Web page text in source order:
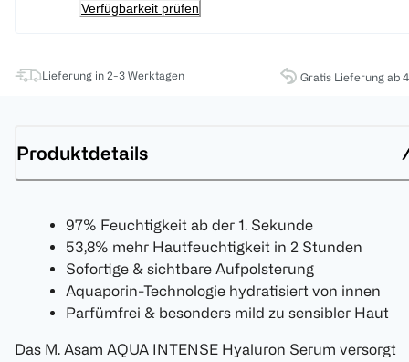
Verfügbarkeit prüfen
Lieferung in 2-3 Werktagen Gratis Lieferung ab
Produktdetails
97% Feuchtigkeit ab der 1. Sekunde
53,8% mehr Hautfeuchtigkeit in 2 Stunden
Sofortige & sichtbare Aufpolsterung
Aquaporin-Technologie hydratisiert von innen
Parfümfrei & besonders mild zu sensibler Haut
Das M. Asam AQUA INTENSE Hyaluron Serum versorgt